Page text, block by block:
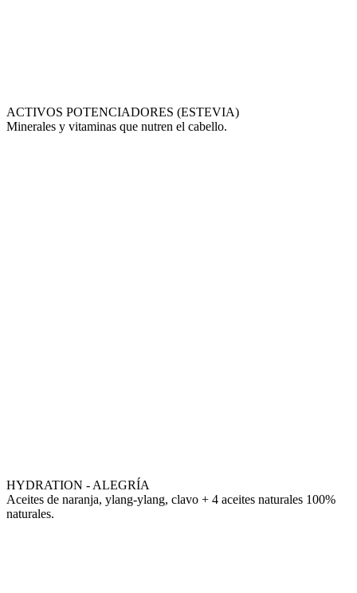
ACTIVOS POTENCIADORES (ESTEVIA)
Minerales y vitaminas que nutren el cabello.
HYDRATION - ALEGRÍA
Aceites de naranja, ylang-ylang, clavo + 4 aceites naturales 100%
naturales.